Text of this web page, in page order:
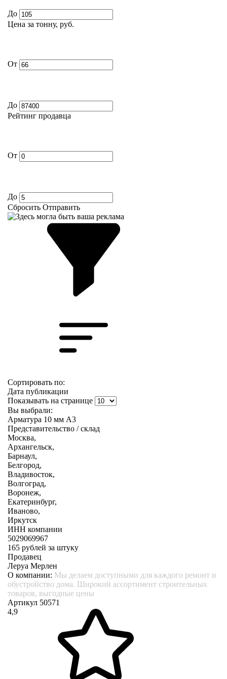
До
Цена за тонну, руб.
От
До
Рейтинг продавца
От
До
Сбросить Отправить
Сортировать по:
Дата публикации
Показывать на странице
Вы выбрали:
Арматура 10 мм А3
Представительство / склад
Москва,
Архангельск,
Барнаул,
Белгород,
Владивосток,
Волгоград,
Воронеж,
Екатеринбург,
Иваново,
Иркутск
ИНН компании
5029069967
165 рублей за штуку
Продавец
Леруа Мерлен
О компании: Мы делаем доступными для каждого ремонт и
обустройство дома. Широкий ассортимент строительных
товаров, выгодные цены
Артикул 50571
4,9